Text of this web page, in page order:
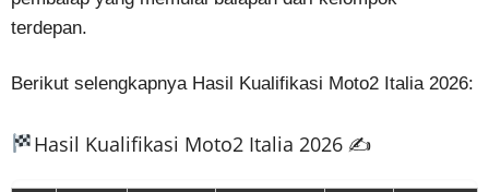
terdepan.
Berikut selengkapnya Hasil Kualifikasi Moto2 Italia 2026:
Hasil Kualifikasi Moto2 Italia 2026 ✍